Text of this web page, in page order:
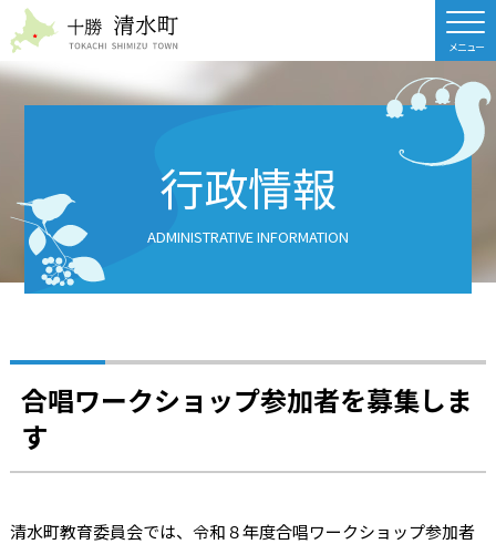
行政情報
ADMINISTRATIVE INFORMATION
合唱ワークショップ参加者を募集しま
す
清水町教育委員会では、令和８年度合唱ワークショップ参加者